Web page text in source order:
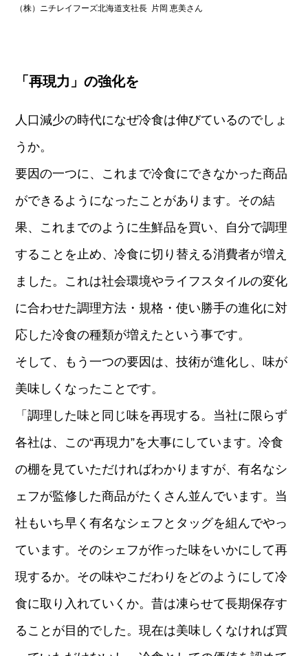
（株）ニチレイフーズ北海道支社長 片岡 恵美さん
「再現力」の強化を
人口減少の時代になぜ冷食は伸びているのでしょ
うか。
要因の一つに、これまで冷食にできなかった商品
ができるようになったことがあります。その結
果、これまでのように生鮮品を買い、自分で調理
することを止め、冷食に切り替える消費者が増え
ました。これは社会環境やライフスタイルの変化
に合わせた調理方法・規格・使い勝手の進化に対
応した冷食の種類が増えたという事です。
そして、もう一つの要因は、技術が進化し、味が
美味しくなったことです。
「調理した味と同じ味を再現する。当社に限らず
各社は、この“再現力”を大事にしています。冷食
の棚を見ていただければわかりますが、有名なシ
ェフが監修した商品がたくさん並んでいます。当
社もいち早く有名なシェフとタッグを組んでやっ
ています。そのシェフが作った味をいかにして再
現するか。その味やこだわりをどのようにして冷
食に取り入れていくか。昔は凍らせて長期保存す
ることが目的でした。現在は美味しくなければ買